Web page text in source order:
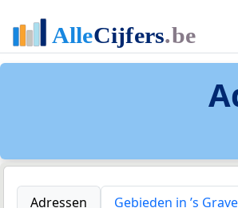
Adressen Gebieden in ’s